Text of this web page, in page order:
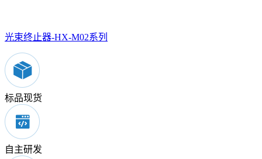
光束终止器-HX-M02系列
标品现货
自主研发